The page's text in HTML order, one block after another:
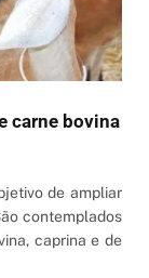
carne bovina
de ampliar
contemplados
caprina e de